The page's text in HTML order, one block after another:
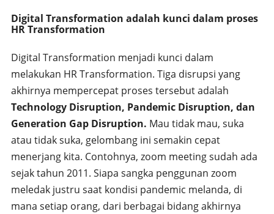
Digital Transformation adalah kunci dalam proses
HR Transformation
Digital Transformation menjadi kunci dalam
melakukan HR Transformation. Tiga disrupsi yang
akhirnya mempercepat proses tersebut adalah
Technology Disruption, Pandemic Disruption, dan
Generation Gap Disruption. Mau tidak mau, suka
atau tidak suka, gelombang ini semakin cepat
menerjang kita. Contohnya, zoom meeting sudah ada
sejak tahun 2011. Siapa sangka penggunan zoom
meledak justru saat kondisi pandemic melanda, di
mana setiap orang, dari berbagai bidang akhirnya